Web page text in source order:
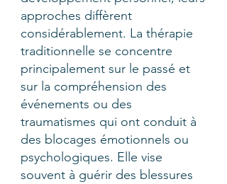
approches diffèrent
considérablement. La thérapie
traditionnelle se concentre
principalement sur le passé et
sur la compréhension des
événements ou des
traumatismes qui ont conduit à
des blocages émotionnels ou
psychologiques. Elle vise
souvent à guérir des blessures